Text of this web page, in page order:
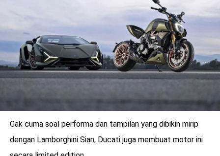
Gak cuma soal performa dan tampilan yang dibikin mirip
dengan Lamborghini Sian, Ducati juga membuat motor ini